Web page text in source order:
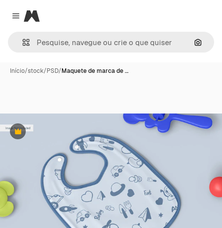
Close menu
Magnific
Início/stock/PSD/Maquete de marca de …
Premium